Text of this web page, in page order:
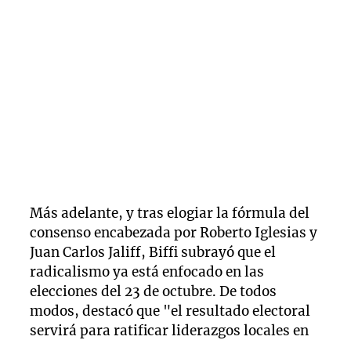
Más adelante, y tras elogiar la fórmula del
consenso encabezada por Roberto Iglesias y
Juan Carlos Jaliff, Biffi subrayó que el
radicalismo ya está enfocado en las
elecciones del 23 de octubre. De todos
modos, destacó que "el resultado electoral
servirá para ratificar liderazgos locales en